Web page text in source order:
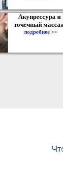
Акупрессура и
точечный
подробнее >>